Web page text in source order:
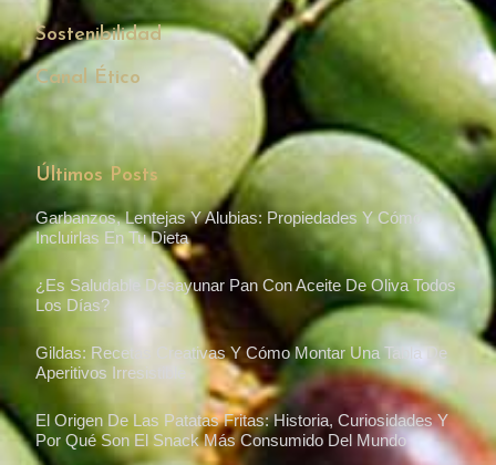
Sostenibilidad
Canal Ético
Últimos Posts
Garbanzos, Lentejas Y Alubias: Propiedades Y Cómo
Incluirlas En Tu Dieta
¿Es Saludable Desayunar Pan Con Aceite De Oliva Todos
Los Días?
Gildas: Recetas Creativas Y Cómo Montar Una Tabla De
Aperitivos Irresistible
El Origen De Las Patatas Fritas: Historia, Curiosidades Y
Por Qué Son El Snack Más Consumido Del Mundo